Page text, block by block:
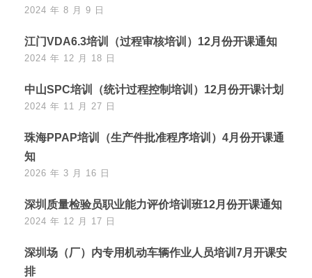
2024 年 8 月 9 日
江门VDA6.3培训（过程审核培训）12月份开课通知
2024 年 12 月 18 日
中山SPC培训（统计过程控制培训）12月份开课计划
2024 年 11 月 27 日
珠海PPAP培训（生产件批准程序培训）4月份开课通
知
2026 年 3 月 16 日
深圳质量检验员职业能力评价培训班12月份开课通知
2024 年 12 月 17 日
深圳场（厂）内专用机动车辆作业人员培训7月开课安
排